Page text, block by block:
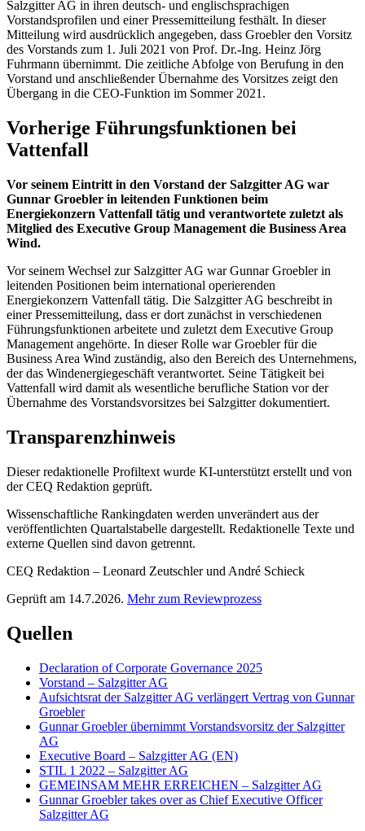
Salzgitter AG in ihren deutsch- und englischsprachigen
Vorstandsprofilen und einer Pressemitteilung festhält. In dieser
Mitteilung wird ausdrücklich angegeben, dass Groebler den Vorsitz
des Vorstands zum 1. Juli 2021 von Prof. Dr.-Ing. Heinz Jörg
Fuhrmann übernimmt. Die zeitliche Abfolge von Berufung in den
Vorstand und anschließender Übernahme des Vorsitzes zeigt den
Übergang in die CEO-Funktion im Sommer 2021.
Vorherige Führungsfunktionen bei
Vattenfall
Vor seinem Eintritt in den Vorstand der Salzgitter AG war
Gunnar Groebler in leitenden Funktionen beim
Energiekonzern Vattenfall tätig und verantwortete zuletzt als
Mitglied des Executive Group Management die Business Area
Wind.
Vor seinem Wechsel zur Salzgitter AG war Gunnar Groebler in
leitenden Positionen beim international operierenden
Energiekonzern Vattenfall tätig. Die Salzgitter AG beschreibt in
einer Pressemitteilung, dass er dort zunächst in verschiedenen
Führungsfunktionen arbeitete und zuletzt dem Executive Group
Management angehörte. In dieser Rolle war Groebler für die
Business Area Wind zuständig, also den Bereich des Unternehmens,
der das Windenergiegeschäft verantwortet. Seine Tätigkeit bei
Vattenfall wird damit als wesentliche berufliche Station vor der
Übernahme des Vorstandsvorsitzes bei Salzgitter dokumentiert.
Transparenzhinweis
Dieser redaktionelle Profiltext wurde KI-unterstützt erstellt und von
der CEQ Redaktion geprüft.
Wissenschaftliche Rankingdaten werden unverändert aus der
veröffentlichten Quartalstabelle dargestellt. Redaktionelle Texte und
externe Quellen sind davon getrennt.
CEQ Redaktion – Leonard Zeutschler und André Schieck
Geprüft am 14.7.2026. Mehr zum Reviewprozess
Quellen
Declaration of Corporate Governance 2025
Vorstand – Salzgitter AG
Aufsichtsrat der Salzgitter AG verlängert Vertrag von Gunnar
Groebler
Gunnar Groebler übernimmt Vorstandsvorsitz der Salzgitter
AG
Executive Board – Salzgitter AG (EN)
STIL 1 2022 – Salzgitter AG
GEMEINSAM MEHR ERREICHEN – Salzgitter AG
Gunnar Groebler takes over as Chief Executive Officer
Salzgitter AG